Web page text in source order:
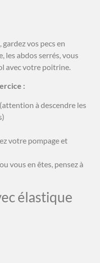
vos pecs en
les abdos serrés, vous
avec votre poitrine.
:
à descendre les
votre pompage et
vous en êtes, pensez à
élastique